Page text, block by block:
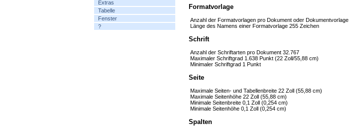
Formatvorlage
Anzahl der Formatvorlagen pro Dokument oder Dokumentvorlage
Länge des Namens einer Formatvorlage255 Zeichen
Schrift
Anzahl der Schriftarten pro Dokument32.767
Maximaler Schriftgrad 1.638 Punkt (22 Zoll/55,88 cm)
Minimaler Schriftgrad1 Punkt
Seite
Maximale Seiten- und Tabellenbreite22 Zoll (55,88 cm)
Maximale Seitenhöhe22 Zoll (55,88 cm)
Minimale Seitenbreite0,1 Zoll (0,254 cm)
Minimale Seitenhöhe0,1 Zoll (0,254 cm)
Spalten
Extras
Tabelle
Fenster
?